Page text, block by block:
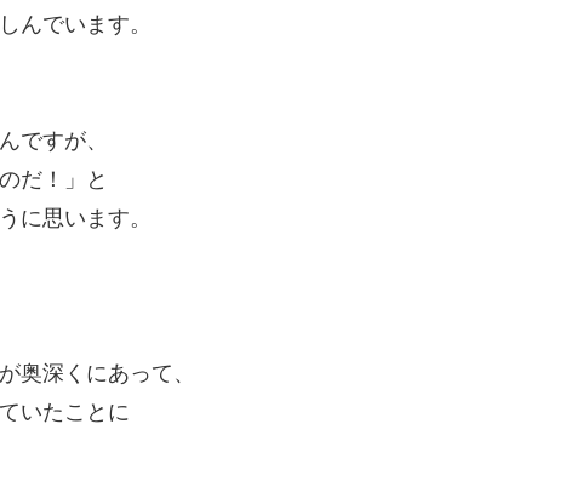
んでいます。
ですが、
だ！」と
に思います。
奥深くにあって、
いたことに